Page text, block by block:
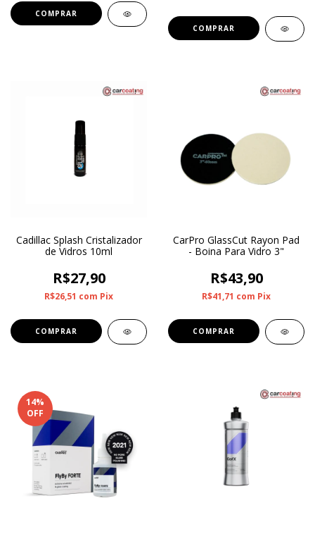
Cadillac Splash Cristalizador
de Vidros 10ml
R$27,90
R$26,51 com Pix
CarPro GlassCut Rayon Pad
- Boina Para Vidro 3"
R$43,90
R$41,71 com Pix
14%
OFF